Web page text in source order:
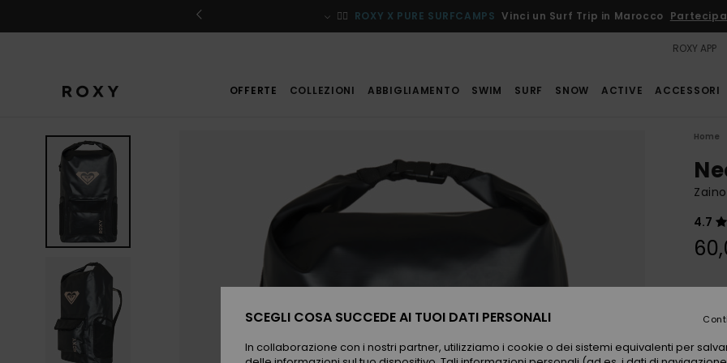
prodotto
🏄‍♀️ ROXY X PURE SURFCAMPS Vinci un Surf Trip in Marocco
ROXY APP
OFFERTE COLLEZIONI ABBIGLIAMENTO SWIM SURF SNOW ACTIVE ACCESSORI
Home
4.7
SCEGLI COSA SUCCEDE AI TUOI DATI PERSONALI
In collaborazione con i nostri partner, utilizziamo i cookie o dei sistemi equivalenti per